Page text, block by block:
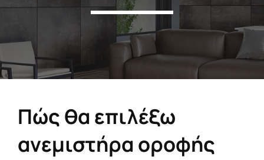
Blog
Σημεία πώλησης
Πώς θα επιλέξω
ανεμιστήρα οροφής